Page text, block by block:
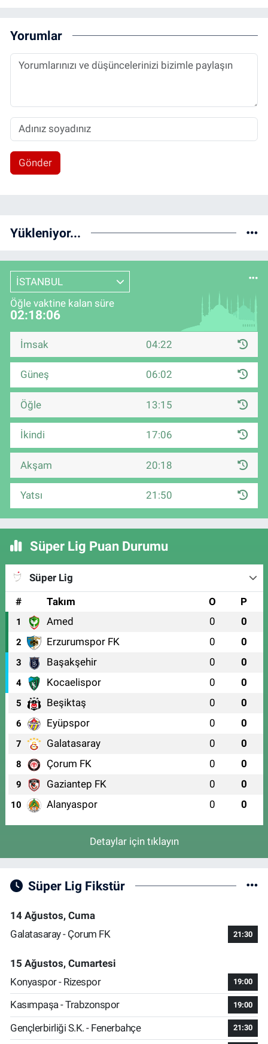
Yorumlar
Gönder
Yükleniyor...
İSTANBUL
Öğle vaktine kalan süre
02:18:05
İmsak 04:22
Güneş 06:02
Öğle 13:15
İkindi 17:06
Akşam 20:18
Yatsı 21:50
Süper Lig Puan Durumu
Süper Lig
#
Takım O P
1 Amed 0 0
2 Erzurumspor FK 0 0
3 Başakşehir 0 0
4 Kocaelispor 0 0
5 Beşiktaş 0 0
6 Eyüpspor 0 0
7 Galatasaray 0 0
8 Çorum FK 0 0
9 Gaziantep FK 0 0
10 Alanyaspor 0 0
Detaylar için tıklayın
Süper Lig Fikstür
14 Ağustos, Cuma
Galatasaray - Çorum FK
21:30
15 Ağustos, Cumartesi
Konyaspor - Rizespor
19:00
Kasımpaşa - Trabzonspor 19:00
Gençlerbirliği S.K. - Fenerbahçe 21:30